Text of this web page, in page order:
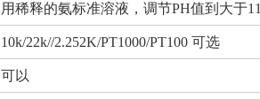
用稀释的氨标准溶液，调节PH值到大于11
10k/22k//2.252K/PT1000/PT100 可选
可以